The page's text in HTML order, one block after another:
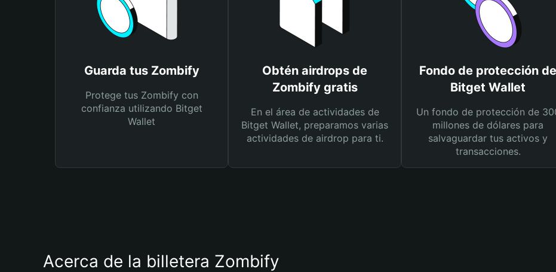
Guarda tus Zombify
Protege tus Zombify con
confianza utilizando Bitget
Wallet
Obtén airdrops de
Zombify gratis
En el área de actividades de
Bitget Wallet, preparamos varias
actividades de airdrop para ti.
Fondo de protección de
Bitget Wallet
Un fondo de protección de
millones de dólares para
salvaguardar tus activos y
transacciones.
Acerca de la billetera Zombify